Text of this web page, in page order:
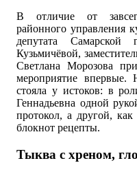
В отличие от
районного управления
депутата Самарской
Кузьмичёвой,
Светлана Морозова
мероприятие впервые.
стояла у истоков: в
Геннадьевна одной
протокол, а другой,
блокнот рецепты.
Тыква с хреном,